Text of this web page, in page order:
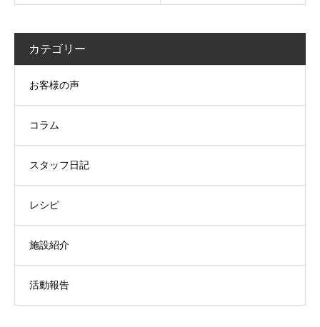
カテゴリー
お客様の声
コラム
スタッフ日記
レシピ
施設紹介
活動報告